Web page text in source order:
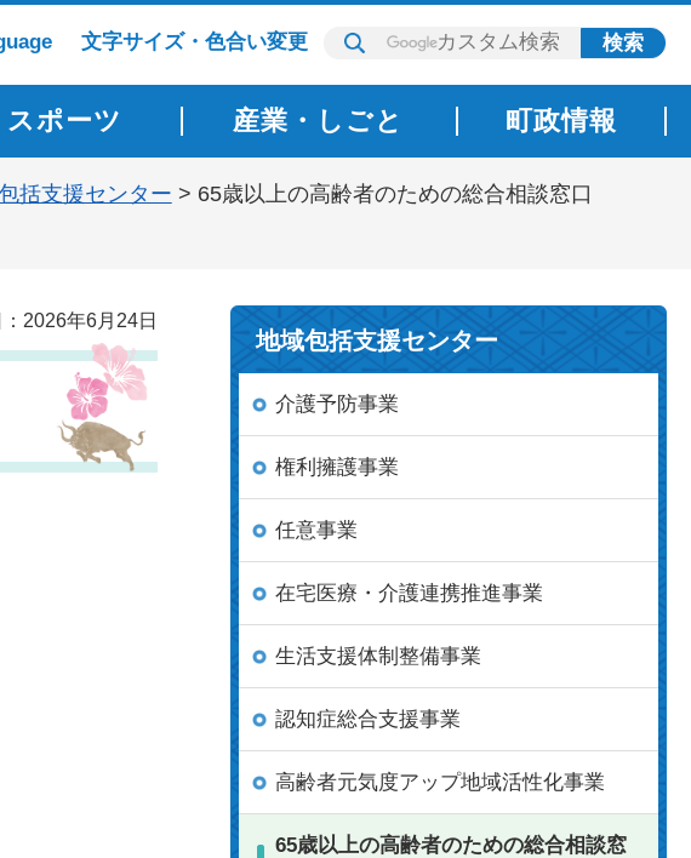
文字サイズ・色合い変更
ポーツ 産業・しごと 町政情報
括支援センター > 65歳以上の高齢者のための総合相談窓口
2026年6月24日
地域包括支援センター
介護予防事業
権利擁護事業
任意事業
在宅医療・介護連携推進事業
生活支援体制整備事業
認知症総合支援事業
高齢者元気度アップ地域活性化事業
65歳以上の高齢者のための総合相談窓